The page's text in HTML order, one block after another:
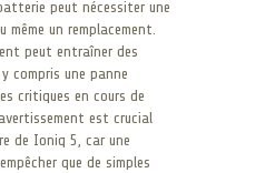
peut nécessiter une
un remplacement.
peut entraîner des
compris une panne
critiques en cours de
est crucial
de Ioniq 5, car une
que de simples